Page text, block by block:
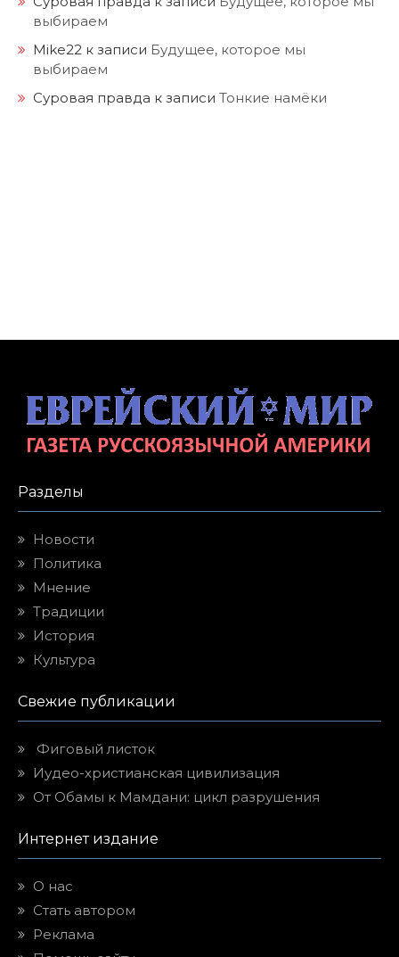
выбираем
Mike22 к записи Будущее, которое мы
выбираем
Суровая правда к записи Тонкие намёки
Разделы
Новости
Политика
Мнение
Традиции
История
Культура
Свежие публикации
Фиговый листок
Иудео-христианская цивилизация
От Обамы к Мамдани: цикл разрушения
Интернет издание
О нас
Стать автором
Реклама